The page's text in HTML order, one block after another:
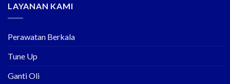
LAYANAN KAMI
Perawatan Berkala
Tune Up
Ganti Oli